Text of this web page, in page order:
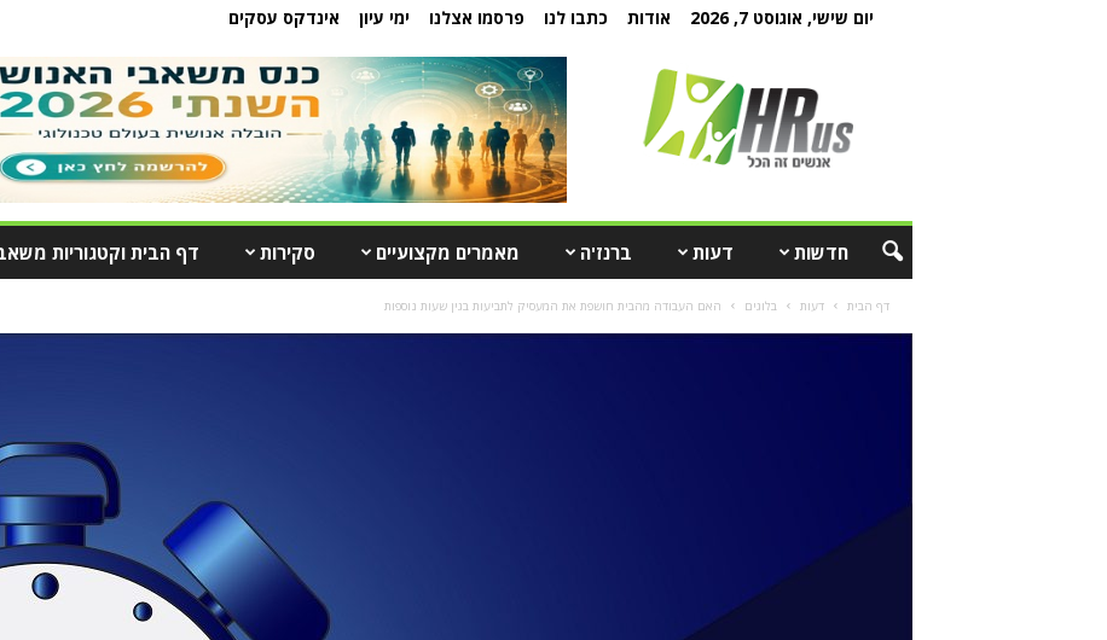
יום שישי, אוגוסט 7, 2026 אודות כתבו לנו פרסמו אצלנו ימי עיון אינדקס עסקים
חדשות דעות ברנז'ה מאמרים מקצועיים סקירות דף הבית וקטגוריות
דף הבית דעות בלוגים האם העבודה מהבית חושפת את המעסיק לתביעות בגין שעות נוספות